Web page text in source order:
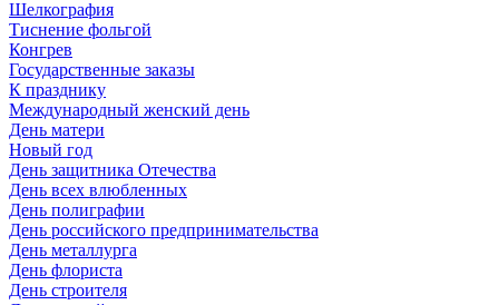
Шелкография
Тиснение фольгой
Конгрев
Государственные заказы
К празднику
Международный женский день
День матери
Новый год
День защитника Отечества
День всех влюбленных
День полиграфии
День российского предпринимательства
День металлурга
День флориста
День строителя